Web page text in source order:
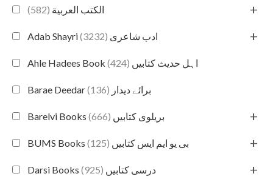
الكتب العربية (582) +
Adab Shayri ادب شاعری (3232) +
Ahle Hadees Book اہل حدیث کتابیں (424)
Barae Deedar برائے دیدار (136)
Barelvi Books بریلوی کتابیں (666) +
BUMS Books بی یو ایم ایس کتابیں (125) +
Darsi Books درسی کتابیں (925) +